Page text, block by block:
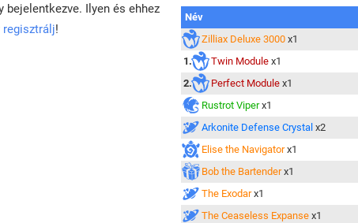
Ilyen és ehhez
regisztrálj!
Név
Zilliax Deluxe 3000 x1
1.
Twin Module x1
2.
Perfect Module x1
Rustrot Viper x1
Arkonite Defense Crystal x2
Elise the Navigator x1
Bob the Bartender x1
The Exodar x1
The Ceaseless Expanse x1